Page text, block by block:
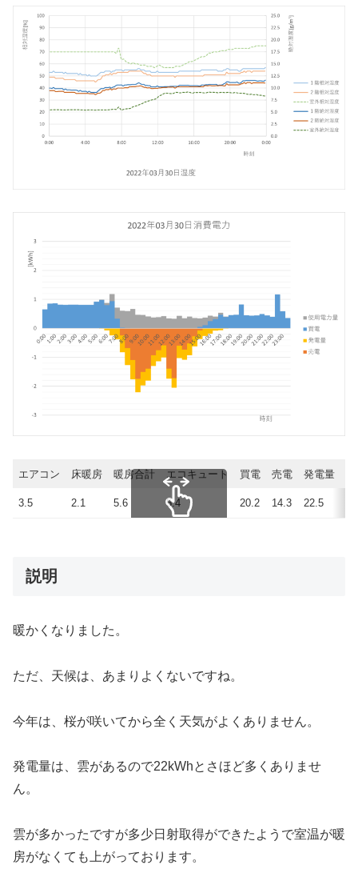
エアコン 床暖房 暖房合計 エコキュート 買電 売電 発電量
3.5 2.1 5.6 5.4 20.2 14.3 22.5
説明
暖かくなりました。
ただ、天候は、あまりよくないですね。
今年は、桜が咲いてから全く天気がよくありません。
発電量は、雲があるので22kWhとさほど多くありませ
ん。
雲が多かったですが多少日射取得ができたようで室温が暖
房がなくても上がっております。